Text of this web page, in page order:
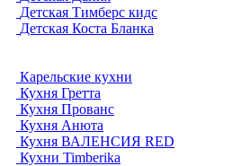
Детская Тимберс кидс
Детская Коста Бланка
Карельские кухни
Кухня Гретта
Кухня Прованс
Кухня Анюта
Кухня ВАЛЕНСИЯ RED
Кухни Timberika